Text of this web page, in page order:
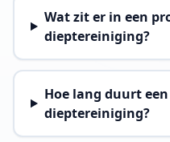
Wat zit er in een
dieptereiniging?
Hoe lang duurt
dieptereiniging?